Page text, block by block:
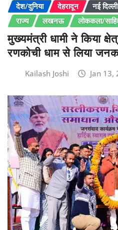
देश/दुनिया
देहरादून नई दिल्ली
राज्य
लखनऊ लोककला/
मुख्यमंत्री धामी ने किया
रणकोची धाम से लिया
Kailash Joshi Jan 13,